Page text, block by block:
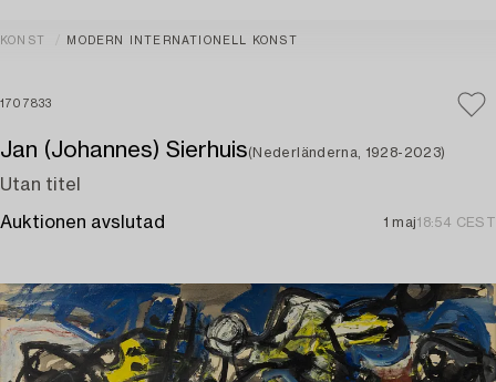
KONST MODERN INTERNATIONELL KONST
1707833
Jan (Johannes) Sierhuis(Nederländerna, 1928-2023)
Utan titel
Auktionen avslutad 1 maj18:54 CEST